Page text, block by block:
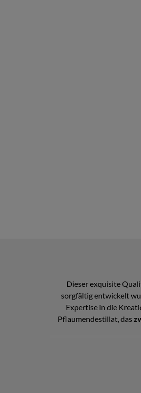
Dieser exquisite
sorgfältig entwickelt
Expertise in die
Pflaumendestillat, das
macht. Die